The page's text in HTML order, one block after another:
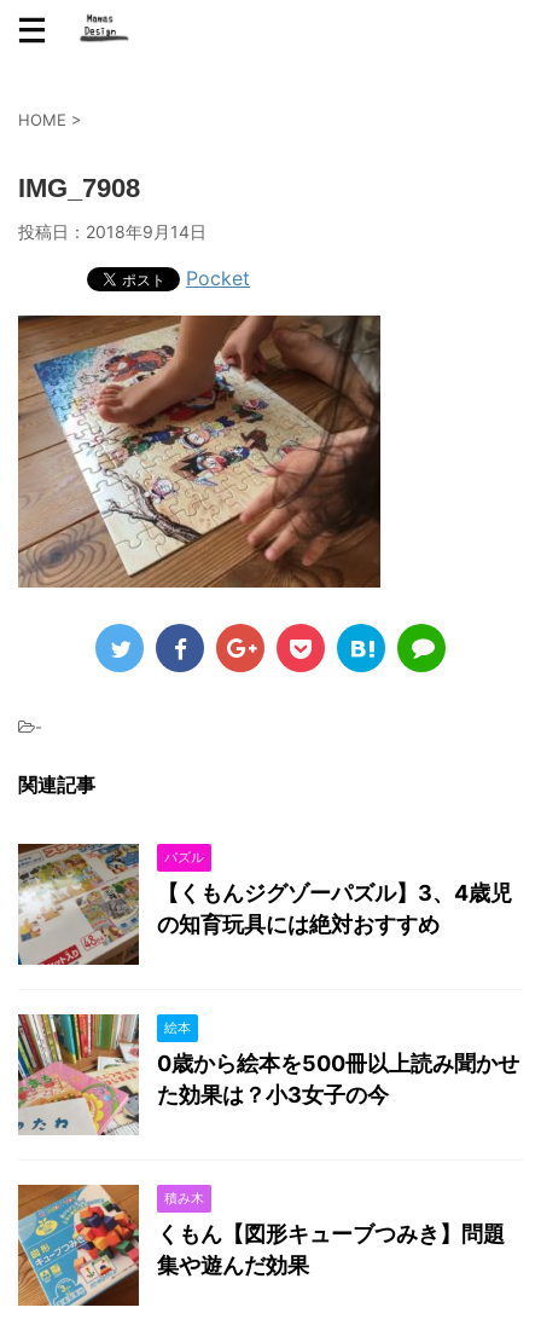
HOME >
IMG_7908
投稿日： 2018年9月14日
Pocket
-
関連記事
パズル
【くもんジグゾーパズル】3、4歳児
の知育玩具には絶対おすすめ
絵本
0歳から絵本を500冊以上読み聞かせ
た効果は？小3女子の今
積み木
くもん【図形キューブつみき】問題
集や遊んだ効果